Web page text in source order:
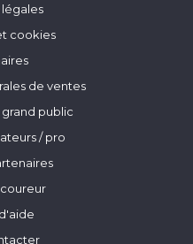
cookies
de ventes
public
/ pro